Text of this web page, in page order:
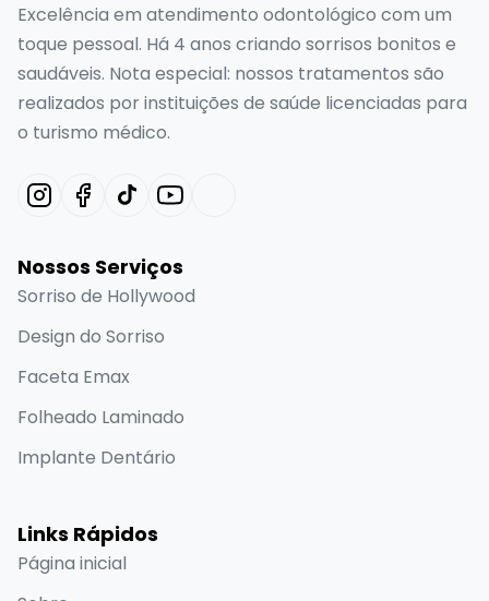
Excelência em atendimento odontológico com um
toque pessoal. Há 4 anos criando sorrisos bonitos e
saudáveis. Nota especial: nossos tratamentos são
realizados por instituições de saúde licenciadas para
o turismo médico.
Nossos Serviços
Sorriso de Hollywood
Design do Sorriso
Faceta Emax
Folheado Laminado
Implante Dentário
Links Rápidos
Página inicial